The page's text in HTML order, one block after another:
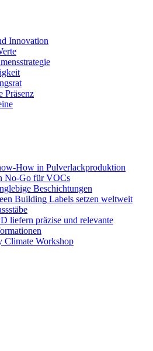
Innovation
Präsenz
How in Pulverlackproduktion
No-Go für VOCs
Beschichtungen
Building Labels setzen weltweit
liefern präzise und relevante
Climate Workshop